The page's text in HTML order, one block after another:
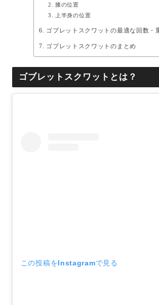
膝の位置
上半身の位置
ゴブレットスクワットの最適な回数・
ゴブレットスクワットのまとめ
ゴブレットスクワットとは？
この投稿をInstagramで見る